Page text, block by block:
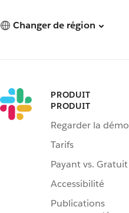
Changer de région
PRODUIT
PRODUIT
Regarder la démo
Tarifs
Payant vs. Gratuit
Accessibilité
Publications